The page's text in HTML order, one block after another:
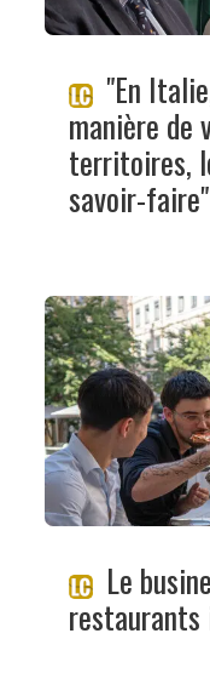
"En
manière de
territoires,
savoir-faire"
Le
restaurants